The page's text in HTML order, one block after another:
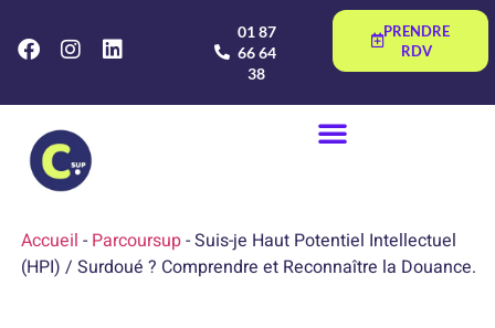
01 87
66 64
38
PRENDRE
RDV
Accueil - Parcoursup-Suis-je Haut Potentiel Intellectuel
(HPI) / Surdoué ? Comprendre et Reconnaître la Douance.